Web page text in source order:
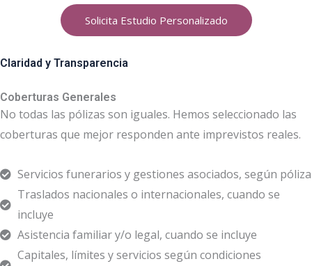
Solicita Estudio Personalizado
Claridad y Transparencia
Coberturas Generales
No todas las pólizas son iguales. Hemos seleccionado las
coberturas que mejor responden ante imprevistos reales.
Servicios funerarios y gestiones asociados, según póliza
Traslados nacionales o internacionales, cuando se
incluye
Asistencia familiar y/o legal, cuando se incluye
Capitales, límites y servicios según condiciones